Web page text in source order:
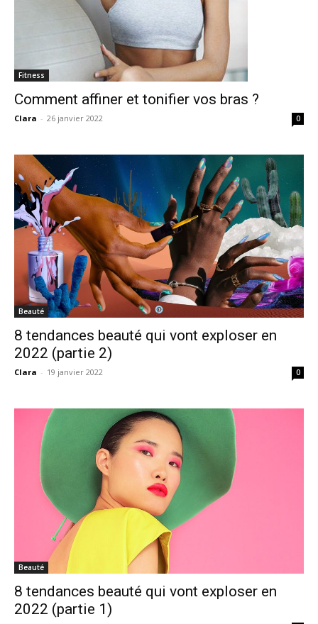
Fitness
Comment affiner et tonifier vos bras ?
Clara - 26 janvier 2022 0
Beauté
8 tendances beauté qui vont exploser en
2022 (partie 2)
Clara - 19 janvier 2022 0
Beauté
8 tendances beauté qui vont exploser en
2022 (partie 1)